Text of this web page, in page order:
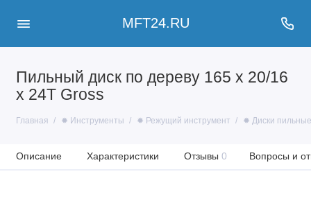
MFT24.RU
Пильный диск по дереву 165 x 20/16
x 24Т Gross
Главная ✹ Инструменты ✹ Режущий инструмент ✹ Диски пильные
Описание Характеристики Отзывы 0 Вопросы и